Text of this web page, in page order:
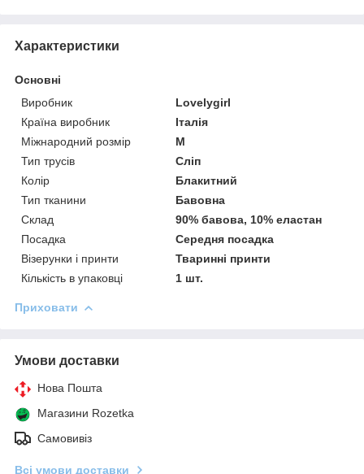
Характеристики
Основні
Виробник
Lovelygirl
Країна виробник
Італія
Міжнародний розмір
M
Тип трусів
Сліп
Колір
Блакитний
Тип тканини
Бавовна
Склад
90% бавова, 10% еластан
Посадка
Середня посадка
Візерунки і принти
Тваринні принти
Кількість в упаковці
1 шт.
Приховати
Умови доставки
Нова Пошта
Магазини Rozetka
Самовивіз
Всі умови доставки